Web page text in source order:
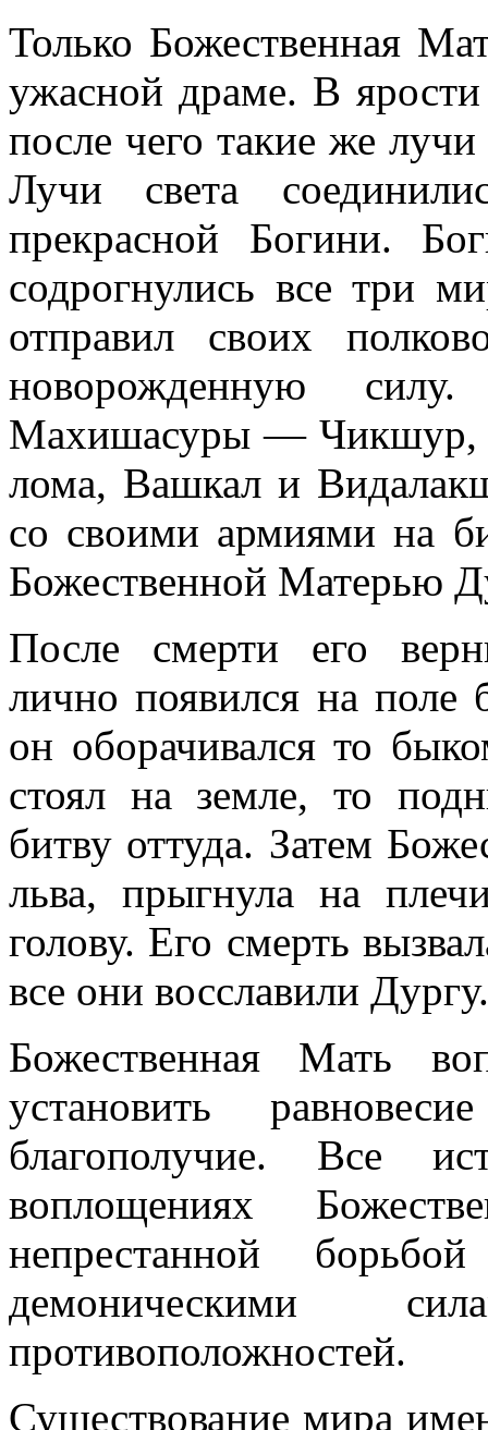
Только Божественная
ужасной драме. В
после чего такие же
Лучи света
прекрасной Богини.
содрогнулись все три
отправил своих
новорожденную
Махишасуры — Чикшур,
лома, Вашкал и
со своими армиями на
Божественной Матерью
После смерти его
лично появился на
он оборачивался то
стоял на земле, то
битву оттуда. Затем
льва, прыгнула на
голову. Его смерть
все они восславили Дургу.
Божественная Мать
установить
благополучие. Все
воплощениях
непрестанной
демоническими
противоположностей.
Существование мира